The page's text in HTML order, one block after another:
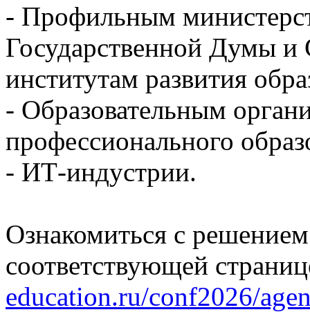
- Профильным
Государственной Думы
институтам развития
- Образовательным
профессионального
- ИТ-индустрии.
Ознакомиться с
соответствующей
education.ru/conf2026/